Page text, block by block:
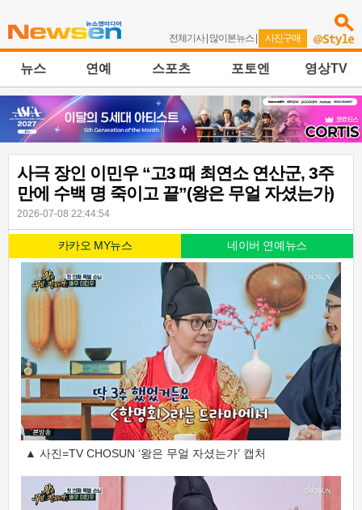
전체기사| 많이본뉴스 | 사진구매
뉴스 연예 스포츠 포토엔 영상TV
사극 장인 이민우 “고3 때 최연소 연산군, 3주
만에 수백 명 죽이고 끝”(왕은 무얼 자셨는가)
2026-07-08 22:44:54
카카오 MY뉴스 네이버 연예뉴스
▲ 사진=TV CHOSUN ‘왕은 무얼 자셨는가’ 캡처